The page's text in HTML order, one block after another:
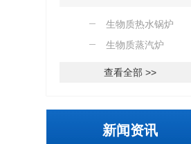
生物质热水锅炉
生物质蒸汽炉
查看全部 >>
新闻资讯